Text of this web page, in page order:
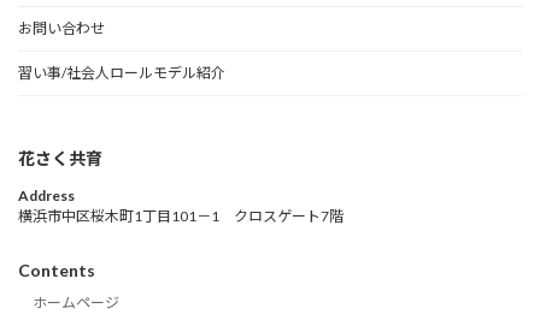
お問い合わせ
習い事/社会人ロールモデル紹介
花さく共育
Address
横浜市中区桜木町1丁目101－1 クロスゲート7階
Contents
ホームページ